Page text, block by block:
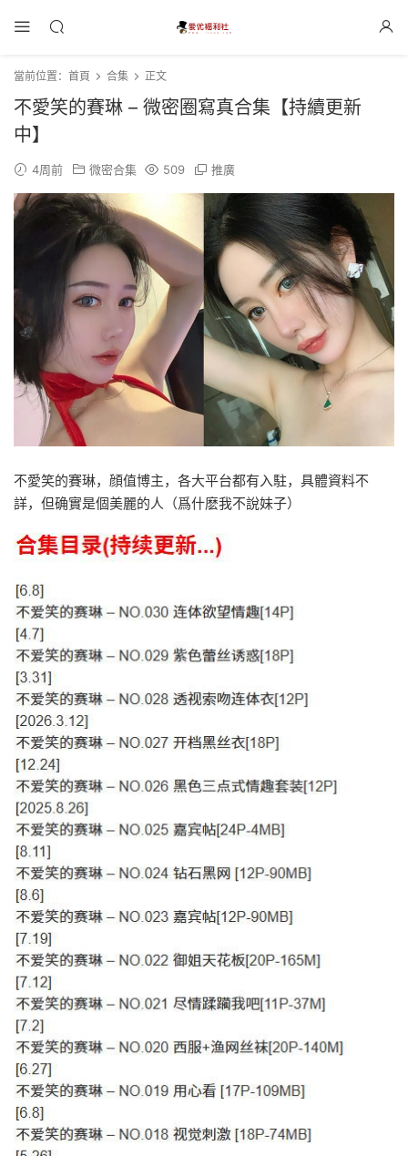
當前位置： 首頁 合集 正文
不愛笑的賽琳 – 微密圈寫真合集【持續更新
中】
4周前 微密合集 509 推廣
不愛笑的賽琳，顔值博主，各大平台都有入駐，具體資料不
詳，但确實是個美麗的人（爲什麽我不說妹子）